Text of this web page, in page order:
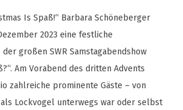
Is Spaß!“ Barbara Schöneberger
2023 eine festliche
großen SWR Samstagabendshow
Am Vorabend des dritten Advents
zahlreiche prominente Gäste – von
Lockvogel unterwegs war oder selbst